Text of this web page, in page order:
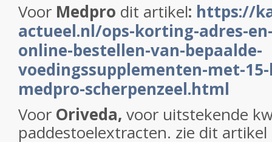
Voor Medpro dit artikel: https://
actueel.nl/ops-korting-adres-
online-bestellen-van-bepaalde-
voedingssupplementen-met-
medpro-scherpenzeel.html
Voor Oriveda, voor uitstekende
paddestoelextracten. zie dit